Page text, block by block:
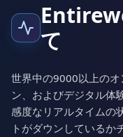
て
世界中の9000以上の
ン、およびデジタル体
感度なリアルタイムの
トがダウンしているか